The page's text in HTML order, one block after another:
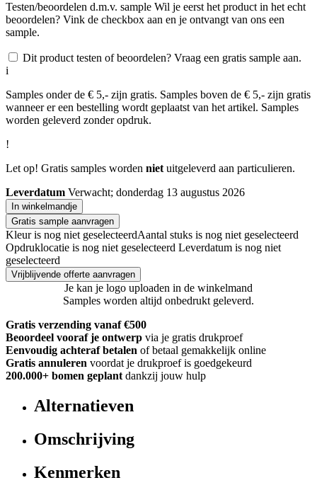
Testen/beoordelen d.m.v. sample Wil je eerst het product in het echt
beoordelen? Vink de checkbox aan en je ontvangt van ons een
sample.
Dit product testen of beoordelen? Vraag een gratis sample aan.
i
Samples onder de € 5,- zijn gratis. Samples boven de € 5,- zijn gratis
wanneer er een bestelling wordt geplaatst van het artikel. Samples
worden geleverd zonder opdruk.
!
Let op! Gratis samples worden nietuitgeleverd aan particulieren.
Leverdatum Verwacht; donderdag 13 augustus 2026
In winkelmandje
Gratis sample aanvragen
Kleur is nog niet geselecteerdAantal stuks is nog niet geselecteerd
Opdruklocatie is nog niet geselecteerd Leverdatum is nog niet
geselecteerd
Vrijblijvende offerte aanvragen
Je kan je logo uploaden in de winkelmand
Samples worden altijd onbedrukt geleverd.
Gratis verzending vanaf €500
Beoordeel vooraf je ontwerp via je gratis drukproef
Eenvoudig achteraf betalen of betaal gemakkelijk online
Gratis annuleren voordat je drukproef is goedgekeurd
200.000+ bomen geplant dankzij jouw hulp
Alternatieven
Omschrijving
Kenmerken